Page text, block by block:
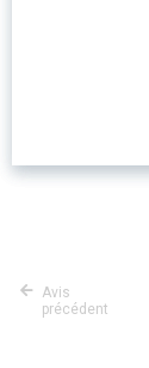
Avis
précédent